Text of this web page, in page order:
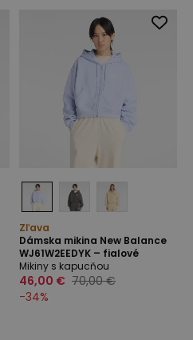
Zľava
Dámska mikina New Balance
WJ61W2EEDYK – fialové
Mikiny s kapucňou
46,00 € 70,00 €
-34%